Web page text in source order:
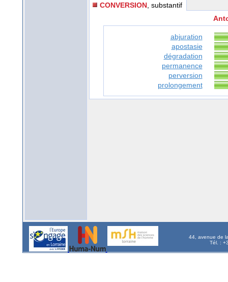
CONVERSION , substantif
abjuration
apostasie
dégradation
permanence
perversion
prolongement
44, avenue de
Tél. :